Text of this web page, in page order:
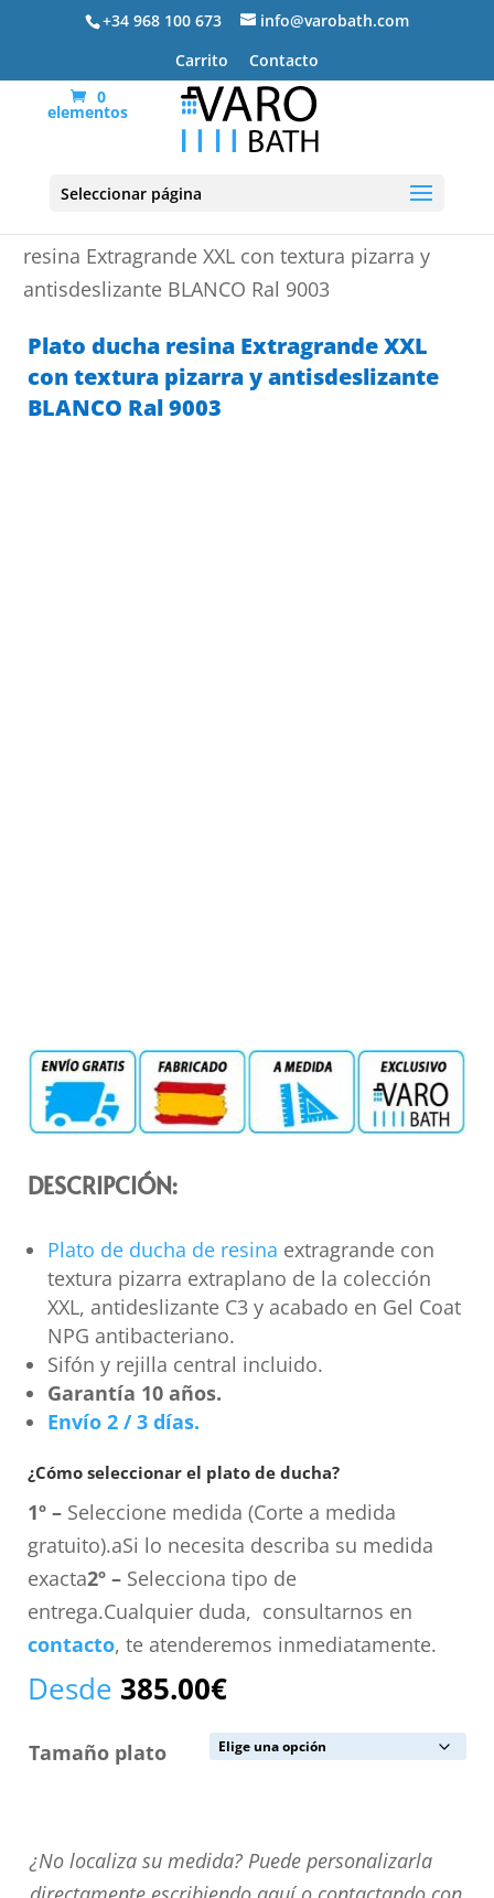
+34 968 100 673
info@varobath.com
Carrito
Contacto
0
elementos
Seleccionar página
resina Extragrande XXL con textura pizarra y
antisdeslizante BLANCO Ral 9003
Plato ducha resina Extragrande XXL
con textura pizarra y antisdeslizante
BLANCO Ral 9003
DESCRIPCIÓN:
Plato de ducha de resina extragrande con
textura pizarra extraplano de la colección
XXL, antideslizante C3 y acabado en Gel Coat
NPG antibacteriano.
Sifón y rejilla central incluido.
Garantía 10 años.
Envío 2 / 3 días.
¿Cómo seleccionar el plato de ducha?
1º –Seleccione medida (Corte a medida
gratuito).aSi lo necesita describa su medida
exacta2º –Selecciona tipo de
entrega.Cualquier duda, consultarnos en
contacto, te atenderemos inmediatamente.
Desde 385.00€
Tamaño plato
¿No
¿No localiza su medida? Puede personalizarla